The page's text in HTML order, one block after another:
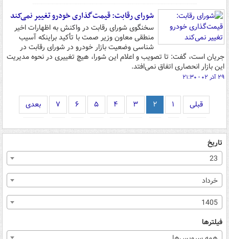
شورای رقابت: قیمت‌گذاری خودرو تغییر نمی‌کند
سخنگوی شورای رقابت در واکنش به اظهارات اخیر
منطقی معاون وزیر صمت با تأکید براینکه آسیب
شناسی وضعیت بازار خودرو در شورای رقابت در
جریان است، گفت: تا تصویب و اعلام این شورا، هیچ تغییری در نحوه مدیریت
این بازار انحصاری اتفاق نمی‌افتد.
۲۹ آذر ۰۲ - ۲۱:۳۰
قبلی ۱ ۲ ۳ ۴ ۵ ۶ ۷ بعدی
تاریخ
23
خرداد
1405
فیلترها